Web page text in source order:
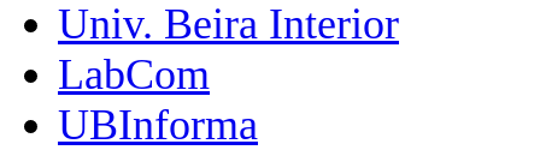
Univ. Beira Interior
LabCom
UBInforma